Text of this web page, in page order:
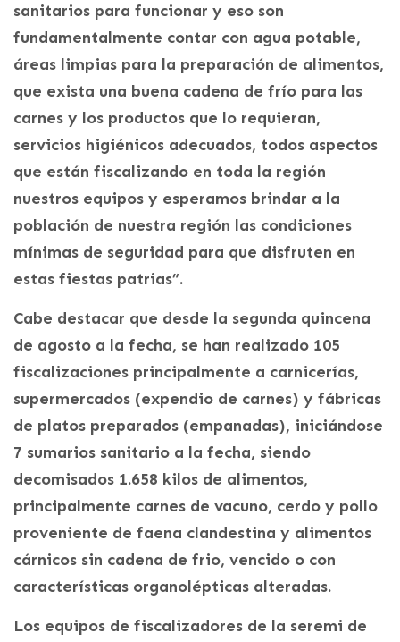
sanitarios para funcionar y eso son
fundamentalmente contar con agua potable,
áreas limpias para la preparación de alimentos,
que exista una buena cadena de frío para las
carnes y los productos que lo requieran,
servicios higiénicos adecuados, todos aspectos
que están fiscalizando en toda la región
nuestros equipos y esperamos brindar a la
población de nuestra región las condiciones
mínimas de seguridad para que disfruten en
estas fiestas patrias”.
Cabe destacar que desde la segunda quincena
de agosto a la fecha, se han realizado 105
fiscalizaciones principalmente a carnicerías,
supermercados (expendio de carnes) y fábricas
de platos preparados (empanadas), iniciándose
7 sumarios sanitario a la fecha, siendo
decomisados 1.658 kilos de alimentos,
principalmente carnes de vacuno, cerdo y pollo
proveniente de faena clandestina y alimentos
cárnicos sin cadena de frio, vencido o con
características organolépticas alteradas.
Los equipos de fiscalizadores de la seremi de